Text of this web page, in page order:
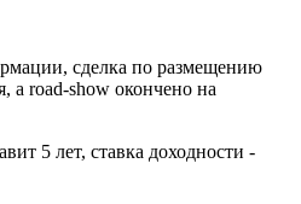
сделка по размещению
а road-show окончено на
5 лет, ставка доходности -